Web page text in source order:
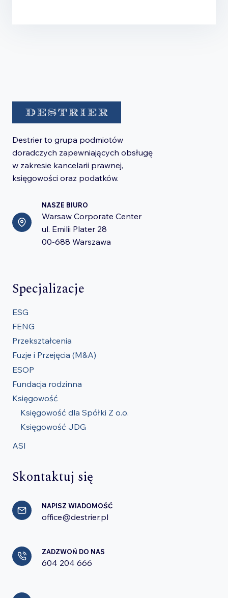
Destrier to grupa podmiotów
doradczych zapewniających obsługę
w zakresie kancelarii prawnej,
księgowości oraz podatków.
NASZE BIURO
Warsaw Corporate Center
ul. Emilii Plater 28
00-688 Warszawa
Specjalizacje
ESG
FENG
Przekształcenia
Fuzje i Przejęcia (M&A)
ESOP
Fundacja rodzinna
Księgowość
Księgowość dla Spółki Z o.o.
Księgowość JDG
ASI
Skontaktuj się
NAPISZ WIADOMOŚĆ
office@destrier.pl
ZADZWOŃ DO NAS
604 204 666